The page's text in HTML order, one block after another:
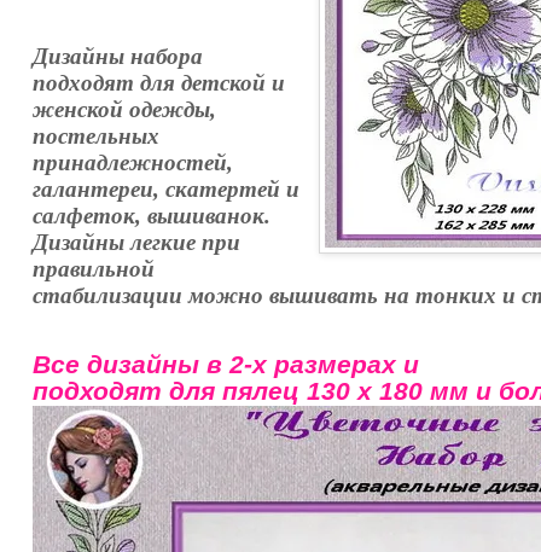
Дизайны набора
подходят для детской и
женской одежды,
постельных
принадлежностей,
галантереи, скатертей и
салфеток, вышиванок.
Дизайны легкие при
правильной
стабилизации можно вышивать на тонких и
Все дизайны в 2-х размерах и
подходят для пялец 130 х 180 мм и